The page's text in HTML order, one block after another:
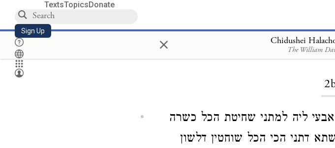
TextsTopicsDonate
Sign Up × Chidushei
The William
ליה למתני שחיטת הכל כשרה
דתני הכי הכל שוחטין דלשון